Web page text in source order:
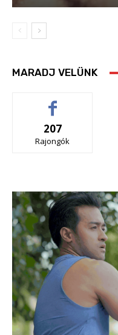
MARADJ VELÜNK
207
Rajongók